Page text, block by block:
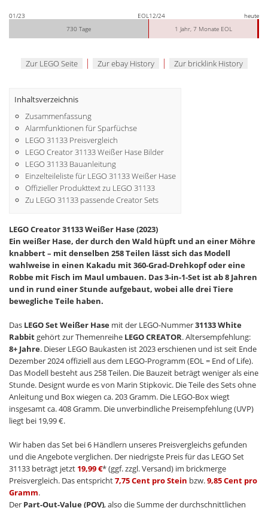
01/23 EOL 12/24
heute
730 Tage
1 Jahr, 7 Monate EOL
Zur LEGO Seite | Zur ebay History | Zur bricklink History
Inhaltsverzeichnis
Zusammenfassung
Alarmfunktionen für Sparfüchse
LEGO 31133 Preisvergleich
LEGO Creator 31133 Weißer Hase Bilder
LEGO 31133 Bauanleitung
Einzelteileliste für LEGO 31133 Weißer Hase
Offizieller Produkttext zu LEGO 31133
Zu LEGO 31133 passende Creator Sets
LEGO Creator 31133 Weißer Hase (2023)
Ein weißer Hase, der durch den Wald hüpft und an einer Möhre
knabbert – mit denselben 258 Teilen lässt sich das Modell
wahlweise in einen Kakadu mit 360-Grad-Drehkopf oder eine
Robbe mit Fisch im Maul umbauen. Das 3-in-1-Set ist ab 8 Jahren
und in rund einer Stunde aufgebaut, wobei alle drei Tiere
bewegliche Teile haben.
Das LEGO Set Weißer Hase mit der LEGO-Nummer31133 White
Rabbitgehört zur Themenreihe LEGO CREATOR. Altersempfehlung:
8+ Jahre. Dieser LEGO Baukasten ist 2023 erschienen und ist seit Ende
Dezember 2024 offiziell aus dem LEGO-Programm (EOL = End of Life).
Das Modell besteht aus 258 Teilen. Die Bauzeit beträgt weniger als eine
Stunde. Designt wurde es von Marin Stipkovic. Die Teile des Sets ohne
Anleitung und Box wiegen ca. 203 Gramm. Die LEGO-Box wiegt
insgesamt ca. 408 Gramm. Die unverbindliche Preisempfehlung (UVP)
liegt bei 19,99 €.
Wir haben das Set bei 6 Händlern unseres Preisvergleichs gefunden
und die Angebote verglichen. Der niedrigste Preis für das LEGO Set
31133 beträgt jetzt 19,99 €* (ggf. zzgl. Versand) im brickmerge
Preisvergleich. Das entspricht7,75 Cent pro Stein bzw.9,85 Cent pro
Gramm.
Der Part-Out-Value (POV), also die Summe der durchschnittlichen